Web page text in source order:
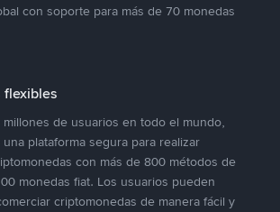
con soporte para más de 70 monedas
flexibles
de usuarios en todo el mundo,
plataforma segura para realizar
con más de 800 métodos de
monedas fiat. Los usuarios pueden
criptomonedas de manera fácil y